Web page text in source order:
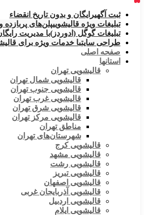
ثبت آگهیرایگان و بدون تاریخ انقضاء
تبلیغات ویژه قالیشوییپلن‌های پربازده
تبلیغات گوگل (ادوردز)با مدیریت
طراحی سایتبا خدمات ویژه برای
صفحه اصلی
استانها
قالیشویی تهران
قالیشویی شمال تهران
قالیشویی جنوب تهران
قالیشویی غرب تهران
قالیشویی شرق تهران
قالیشویی مرکز تهران
مناطق تهران
شهرستان‌های تهران
قالیشویی کرج
قالیشویی مشهد
قالیشویی رشت
قالیشویی تبریز
قالیشویی اصفهان
قالیشویی آذربایجان غربی
قالیشویی اردبیل
قالیشویی ایلام